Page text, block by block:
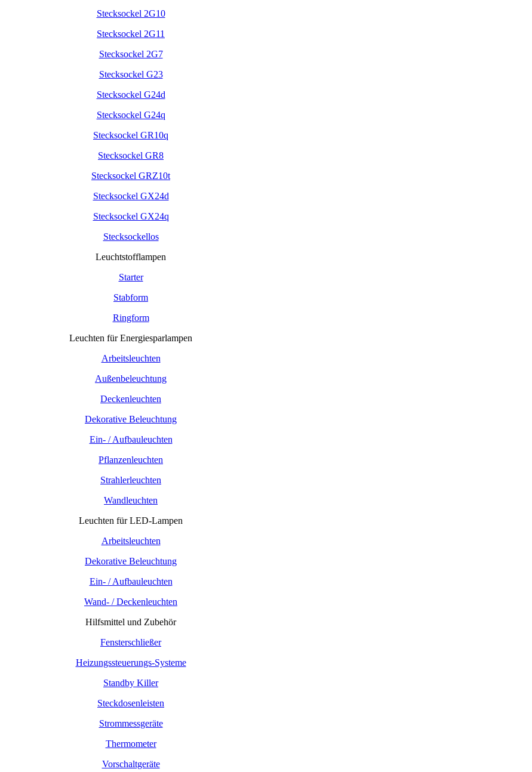
Stecksockel 2G10
Stecksockel 2G11
Stecksockel 2G7
Stecksockel G23
Stecksockel G24d
Stecksockel G24q
Stecksockel GR10q
Stecksockel GR8
Stecksockel GRZ10t
Stecksockel GX24d
Stecksockel GX24q
Stecksockellos
Leuchtstofflampen
Starter
Stabform
Ringform
Leuchten für Energiesparlampen
Arbeitsleuchten
Außenbeleuchtung
Deckenleuchten
Dekorative Beleuchtung
Ein- / Aufbauleuchten
Pflanzenleuchten
Strahlerleuchten
Wandleuchten
Leuchten für LED-Lampen
Arbeitsleuchten
Dekorative Beleuchtung
Ein- / Aufbauleuchten
Wand- / Deckenleuchten
Hilfsmittel und Zubehör
Fensterschließer
Heizungssteuerungs-Systeme
Standby Killer
Steckdosenleisten
Strommessgeräte
Thermometer
Vorschaltgeräte